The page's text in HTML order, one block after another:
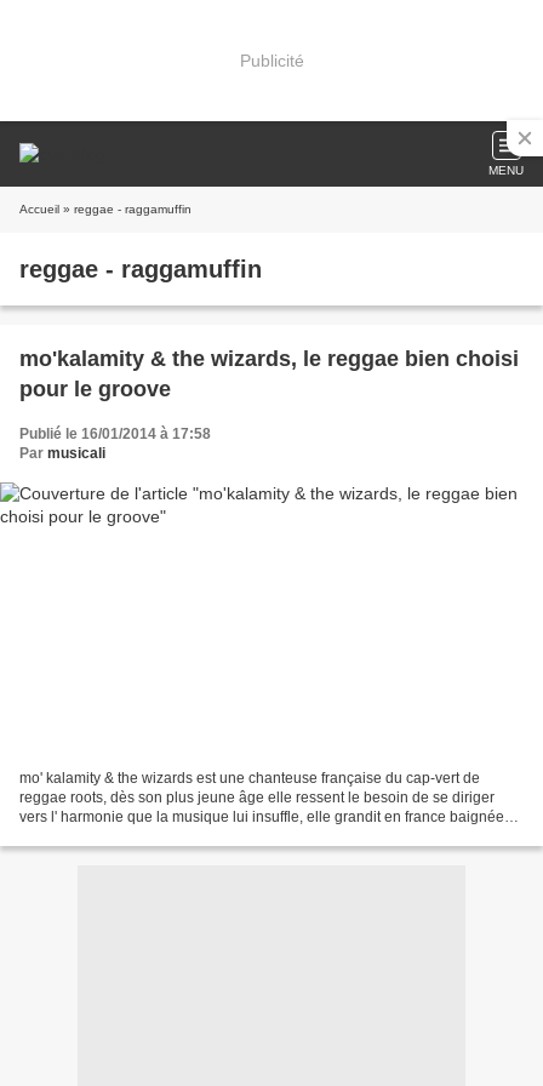
Publicité
MENU
Accueil » reggae - raggamuffin
reggae - raggamuffin
mo'kalamity & the wizards, le reggae bien choisi
pour le groove
Publié le 16/01/2014 à 17:58
Par musicali
mo' kalamity & the wizards est une chanteuse française du cap-vert de
reggae roots, dès son plus jeune âge elle ressent le besoin de se diriger
vers l' harmonie que la musique lui insuffle, elle grandit en france baignée